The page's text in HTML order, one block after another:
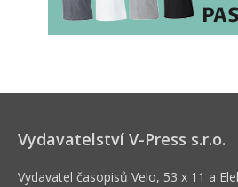
Vydavatelství V-Press s.r.o.
Vydavatel časopisů Velo, 53 x 11 a